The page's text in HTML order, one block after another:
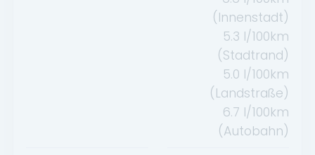
(Innenstadt)
5.3 l/100km
(Stadtrand)
5.0 l/100km
(Landstraße)
6.7 l/100km
(Autobahn)